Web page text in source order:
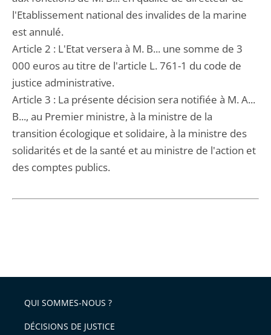
l'Etablissement national des invalides de la marine
est annulé.
Article 2 : L'Etat versera à M. B... une somme de 3
000 euros au titre de l'article L. 761-1 du code de
justice administrative.
Article 3 : La présente décision sera notifiée à M. A...
B..., au Premier ministre, à la ministre de la
transition écologique et solidaire, à la ministre des
solidarités et de la santé et au ministre de l'action et
des comptes publics.
QUI SOMMES-NOUS ?
DÉCISIONS DE JUSTICE